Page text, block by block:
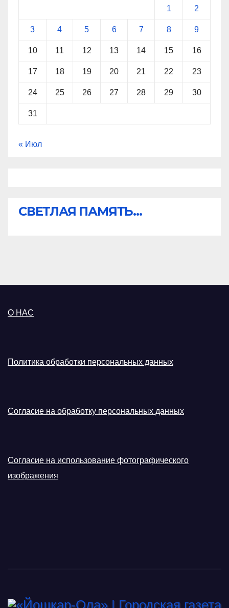
1 2
3 4 5 6 7 8 9
10 11 12 13 14 15 16
17 18 19 20 21 22 23
24 25 26 27 28 29 30
31
« Июл
СВЕТЛАЯ ПАМЯТЬ...
О НАС
Политика обработки персональных данных
Согласие на обработку персональных данных
Согласие на использование фотографического
изображения